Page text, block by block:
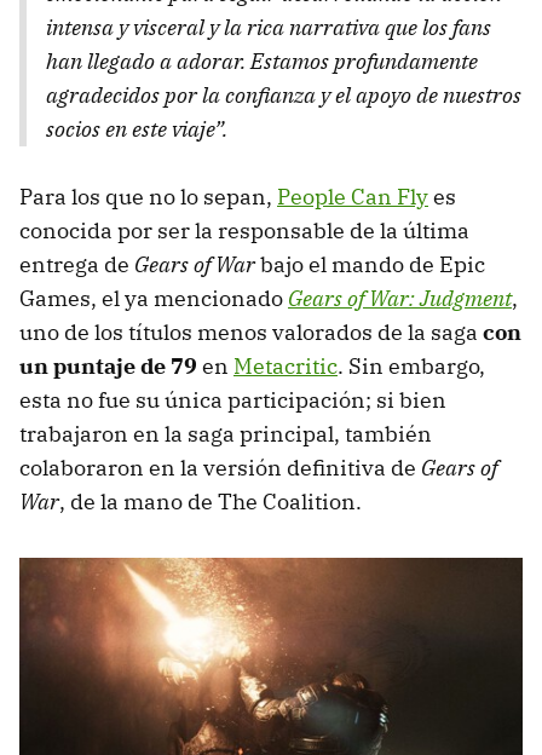
intensa y visceral y la rica narrativa que los fans
han llegado a adorar. Estamos profundamente
agradecidos por la confianza y el apoyo de nuestros
socios en este viaje”.
Para los que no lo sepan, People Can Flyes
conocida por ser la responsable de la última
entrega de Gears of Warbajo el mando de Epic
Games, el ya mencionado Gears of War: Judgment,
uno de los títulos menos valorados de la saga con
un puntaje de 79 en Metacritic. Sin embargo,
esta no fue su única participación; si bien
trabajaron en la saga principal, también
colaboraron en la versión definitiva de Gears of
War, de la mano de The Coalition.